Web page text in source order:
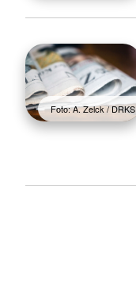
Foto: A. Zelck / DRKS